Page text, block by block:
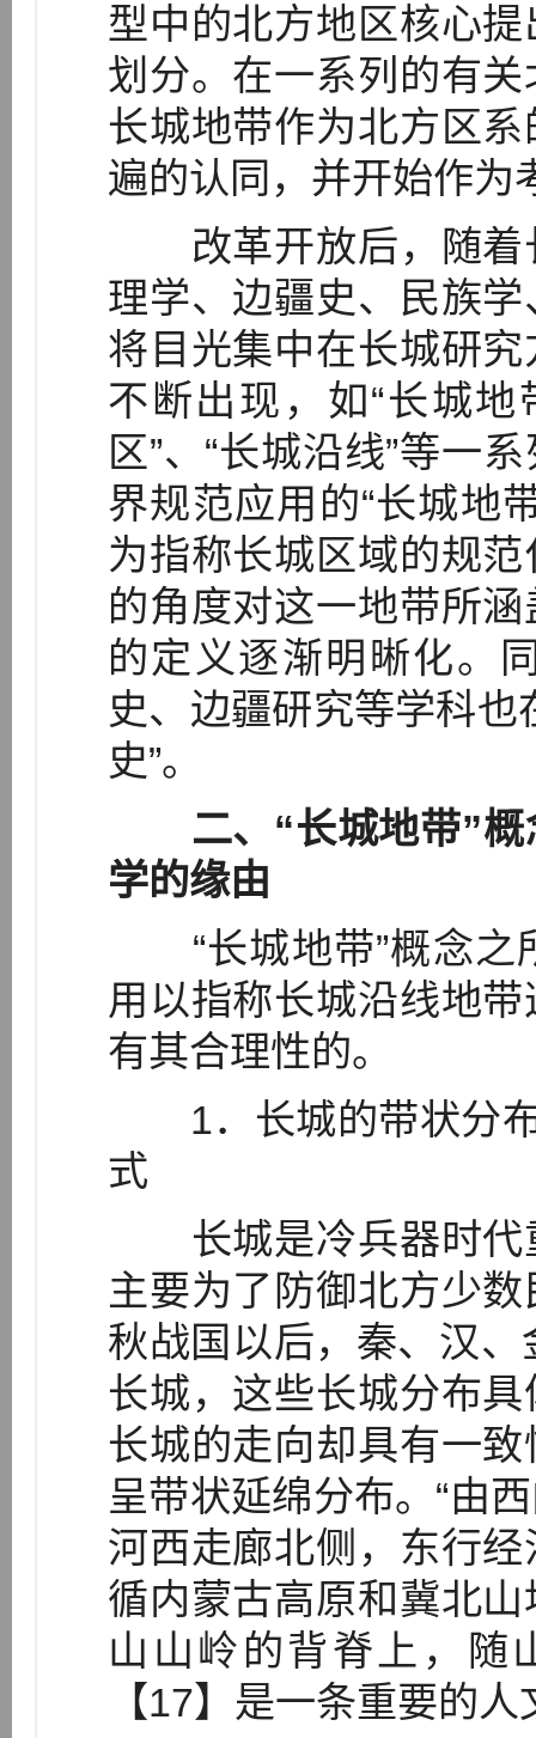
型中的北方地区核心
划分。在一系列的有
长城地带作为北方区
遍的认同，并开始作为
改革开放后，随着
理学、边疆史、民族
将目光集中在长城研
不断出现，如“长城地
区”、“长城沿线”等一
界规范应用的“长城地
为指称长城区域的规
的角度对这一地带所
的定义逐渐明晰化。
史、边疆研究等学科也
史”。
二、“长城地带”概
学的缘由
“长城地带”概念之
用以指称长城沿线地
有其合理性的。
1．长城的带状分布
式
长城是冷兵器时代
主要为了防御北方少
秋战国以后，秦、汉
长城，这些长城分布
长城的走向却具有一
呈带状延绵分布。“由
河西走廊北侧，东行
循内蒙古高原和冀北
山山岭的背脊上，随
【17】是一条重要的